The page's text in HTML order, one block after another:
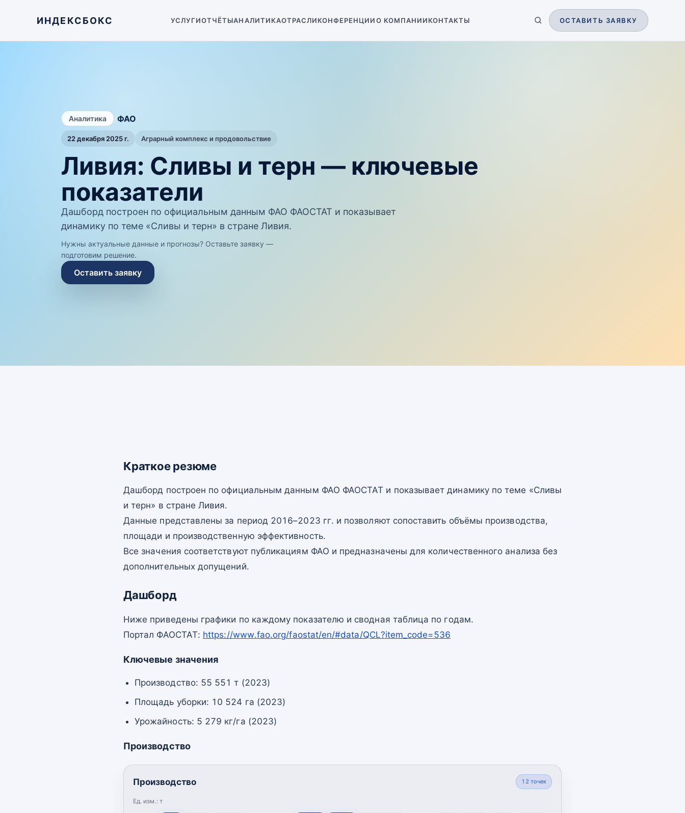
ИНДЕКСБОКС УСЛУГИОТЧЁТЫАНАЛИТИКАОТРАСЛИКОНФЕРЕНЦИИО КОМПАНИИКОНТАКТЫ ОСТАВИТЬ ЗАЯВКУ
Аналитика /ФАО
22 декабря 2025 г. Аграрный комплекс и продовольствие
Ливия: Сливы и терн — ключевые
показатели
Дашборд построен по официальным данным ФАО ФАОСТАТ и показывает
динамику по теме «Сливы и терн» в стране Ливия.
Нужны актуальные данные и прогнозы? Оставьте заявку —
подготовим решение.
Оставить заявку
Краткое резюме
Дашборд построен по официальным данным ФАО ФАОСТАТ и показывает динамику по теме «Сливы
и терн» в стране Ливия.
Данные представлены за период 2016–2023 гг. и позволяют сопоставить объёмы производства,
площади и производственную эффективность.
Все значения соответствуют публикациям ФАО и предназначены для количественного анализа без
дополнительных допущений.
Дашборд
Ниже приведены графики по каждому показателю и сводная таблица по годам.
Портал ФАОСТАТ: https://www.fao.org/faostat/en/#data/QCL?item_code=536
Ключевые значения
Производство: 55 551 т (2023)
Площадь уборки: 10 524 га (2023)
Урожайность: 5 279 кг/га (2023)
Производство
Производство
Ед. изм.: т
12 точек